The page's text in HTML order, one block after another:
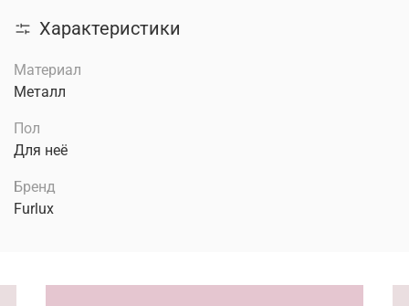
Характеристики
Материал
Металл
Пол
Для неё
Бренд
Furlux